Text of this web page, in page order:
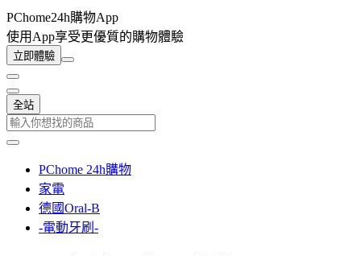
PChome24h購物App
使用App享受更優質的購物體驗
立即體驗
全站
PChome 24h購物
家電
德國Oral-B
-電動牙刷-